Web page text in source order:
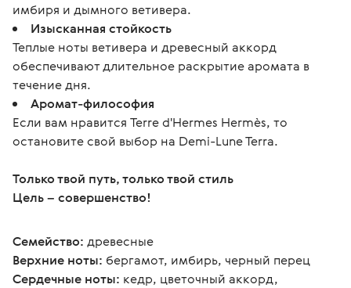
имбиря и дымного ветивера.
Изысканная стойкость
Теплые ноты ветивера и древесный аккорд
обеспечивают длительное раскрытие аромата в
течение дня.
Аромат-философия
Если вам нравится Terre d'Hermes Hermès, то
остановите свой выбор на Demi-Lune Terra.
Только твой путь, только твой стиль
Цель – совершенство!
Семейство: древесные
Верхние ноты: бергамот, имбирь, черный перец
Сердечные ноты: кедр, цветочный аккорд,